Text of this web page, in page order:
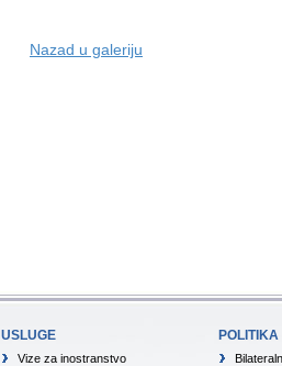
Nazad u galeriju
USLUGE
Vize za inostranstvo
POLITIKA